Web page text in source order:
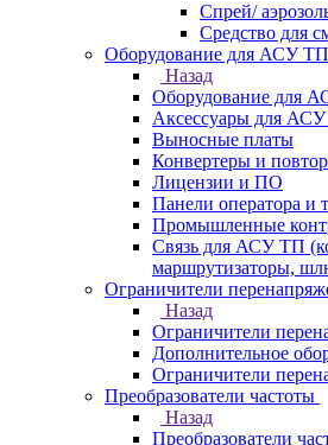
Спрей/
Средство для
Оборудование для АСУ ТП
Назад
Оборудование для
Аксессуары для
Выносные платы
Конвертеры и
Лицензии и ПО
Панели оператора и
Промышленные
Связь для АСУ ТП
маршрутизаторы,
Ограничители
Назад
Ограничители
Дополнительное
Ограничители
Преобразователи частоты
Назад
Преобразователи